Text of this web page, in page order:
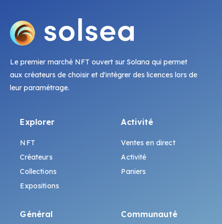
Le premier marché NFT ouvert sur Solana qui permet
aux créateurs de choisir et d'intégrer des licences lors de
leur paramétrage.
Explorer
NFT
Créateurs
Collections
Expositions
Activité
Ventes en direct
Activité
Paniers
Général Communauté